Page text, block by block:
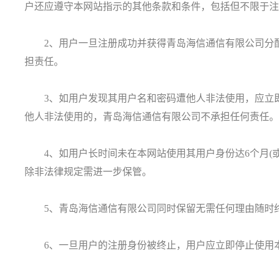
户还应遵守本网站指示的其他条款和条件，包括但不限于注
2、用户一旦注册成功并获得青岛海信通信有限公司分
担责任。
3、如用户发现其用户名和密码遭他人非法使用，应立
他人非法使用的，青岛海信通信有限公司不承担任何责任。
4、如用户长时间未在本网站使用其用户身份达6个月(
除非法律规定需进一步保管。
5、青岛海信通信有限公司同时保留无需任何理由随时
6、一旦用户的注册身份被终止，用户应立即停止使用